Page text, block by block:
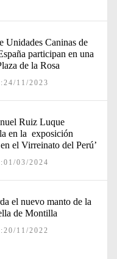
Unidades Caninas de
participan en una
de la Rosa
11/2023
Ruiz Luque
en la exposición
el Virreinato del Perú’
03/2024
el nuevo manto de la
de Montilla
11/2022